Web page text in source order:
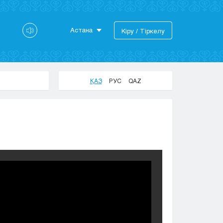
Астана
Актобе
Костанай
Кіру / Тіркелу
ҚАЗ РУС QAZ